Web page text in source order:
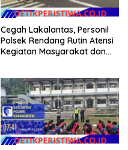
Cegah Lakalantas, Personil
Polsek Rendang Rutin Atensi
Kegiatan Masyarakat dan